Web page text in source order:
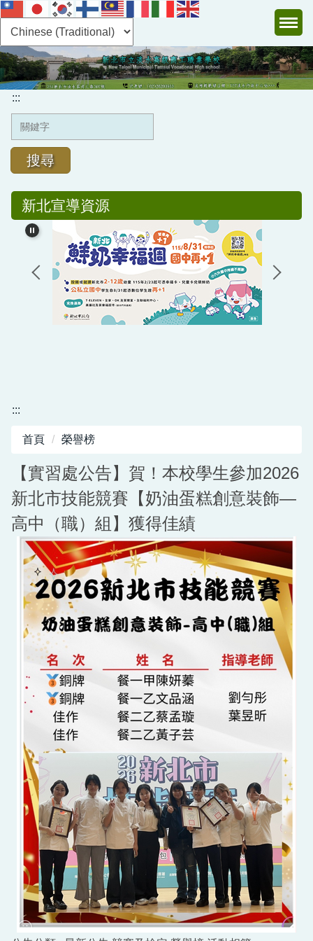
跳
到
主
要
內
容
區
:::
:::
搜尋
認識淡商
行政單位
教學單位
圖書館及電子書
前導計畫專區
課程計畫書
市府及教育局服務
性別平等專區
防制霸凌專區
性平暨反霸凌申訴信箱
招生專區
全校行事曆
電子報及粉絲專頁
新北宣導資源
:::
首頁 榮譽榜
【實習處公告】賀！本校學生參加2026
新北市技能競賽【奶油蛋糕創意裝飾—
高中（職）組】獲得佳績